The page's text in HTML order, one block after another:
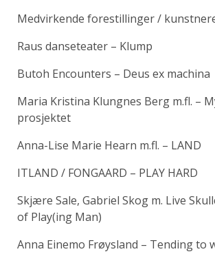
Medvirkende forestillinger /
Raus danseteater – Klump
Butoh Encounters – Deus ex machina
Maria Kristina Klungnes Berg m.fl. –
prosjektet
Anna-Lise Marie Hearn m.fl. – LAND
ITLAND / FONGAARD – PLAY HARD
Skjære Sale, Gabriel Skog m. Live
of Play(ing Man)
Anna Einemo Frøysland – Tending to